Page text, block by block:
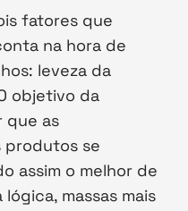
fatores que
na hora de
leveza da
objetivo da
que as
produtos se
assim o melhor de
massas mais